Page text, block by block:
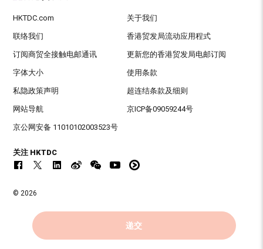
递交
HKTDC.com 关于我们
联络我们 香港贸发局流动应用程式
订阅商贸全接触电邮通讯 更新您的香港贸发局电邮订阅
字体大小 使用条款
私隐政策声明 超连结条款及细则
网站导航 京ICP备09059244号
京公网安备 11010102003523号
关注 HKTDC
© 2026